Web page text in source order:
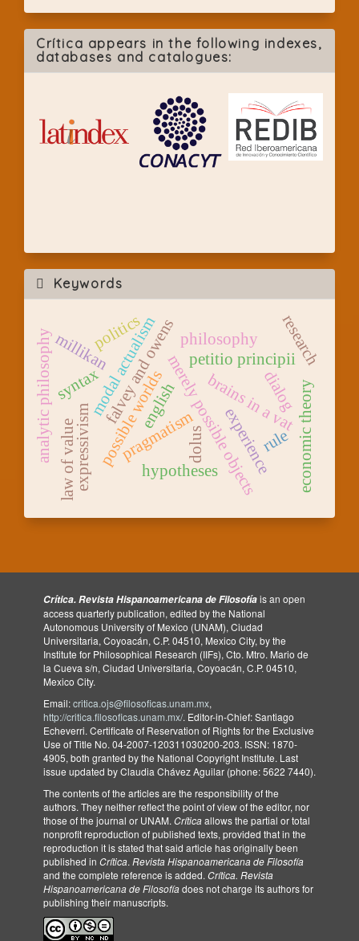
Crítica appears in the following indexes,
databases and catalogues:
Keywords
experience
falvey and owens
modal actualismmerely possible objects
possible worlds
petitio principii
brains in a vat
rule
pragmatism
expressivism dolus
english
millikan research
analytic philosophy philosophy
dialog
law of value economic theory
hypotheses
politics
syntax
Crítica. Revista Hispanoamericana de Filosofíais an open
access quarterly publication, edited by the National
Autonomous University of Mexico (UNAM), Ciudad
Universitaria, Coyoacán, C.P. 04510, Mexico City, by the
Institute for Philosophical Research (IIFs), Cto. Mtro. Mario de
la Cueva s/n, Ciudad Universitaria, Coyoacán, C.P. 04510,
Mexico City.
Email:critica.ojs@filosoficas.unam.mx,
http://critica.filosoficas.unam.mx/. Editor-in-Chief: Santiago
Echeverri. Certificate of Reservation of Rights for the Exclusive
Use of Title No. 04-2007-120311030200-203. ISSN: 1870-
4905, both granted by the National Copyright Institute. Last
issue updated by Claudia Chávez Aguilar (phone: 5622 7440).
The contents of the articles are the responsibility of the
authors. They neither reflect the point of view of the editor, nor
those of the journal or UNAM. Críticaallows the partial or total
nonprofit reproduction of published texts, provided that in the
reproduction it is stated that said article has originally been
published in Crítica. Revista Hispanoamericana de Filosofía
and the complete reference is added. Crítica. Revista
Hispanoamericana de Filosofíadoes not charge its authors for
publishing their manuscripts.